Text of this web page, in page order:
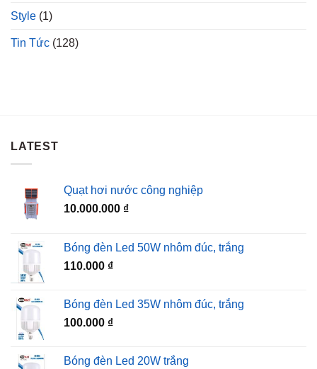
Style (1)
Tin Tức (128)
LATEST
Quạt hơi nước công nghiệp
10.000.000 ₫
Bóng đèn Led 50W nhôm đúc, trắng
110.000 ₫
Bóng đèn Led 35W nhôm đúc, trắng
100.000 ₫
Bóng đèn Led 20W trắng